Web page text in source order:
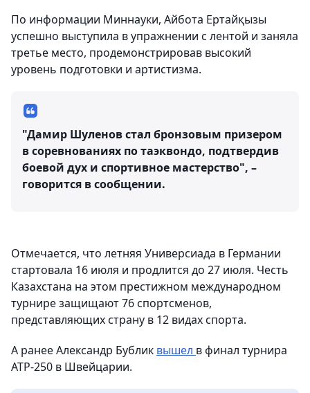
По информации Миннауки, Айбота Ертайқызы
успешно выступила в упражнении с лентой и заняла
третье место, продемонстрировав высокий
уровень подготовки и артистизма.
"Дамир Шуленов стал бронзовым призером
в соревнованиях по таэквондо, подтвердив
боевой дух и спортивное мастерство", –
говорится в сообщении.
Отмечается, что летняя Универсиада в Германии
стартовала 16 июля и продлится до 27 июля. Честь
Казахстана на этом престижном международном
турнире защищают 76 спортсменов,
представляющих страну в 12 видах спорта.
А ранее Александр Бублик вышел в финал турнира
ATP-250 в Швейцарии.